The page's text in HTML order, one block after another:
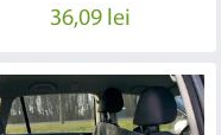
36,09 lei